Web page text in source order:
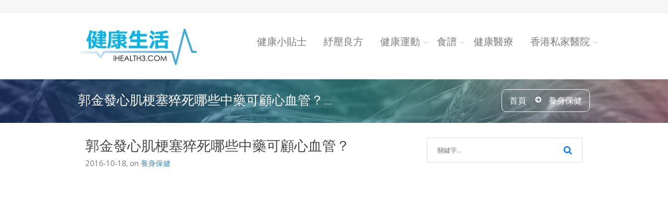
健康小貼士 紓壓良方 健康運動 食譜 健康醫療 香港私家醫院
郭金發心肌梗塞猝死哪些中藥可顧心血管？... 首頁 養身保健
郭金發心肌梗塞猝死哪些中藥可顧心血管？
2016-10-18, on 養身保健